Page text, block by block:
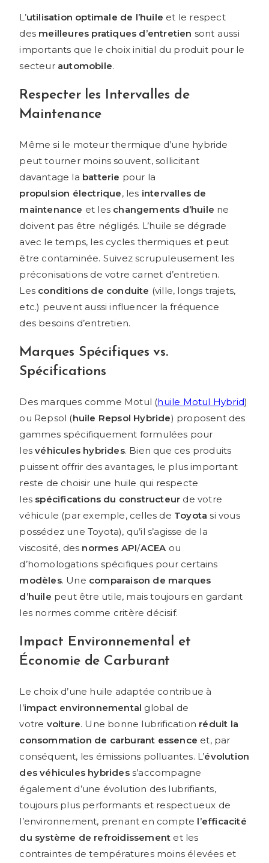
L’utilisation optimale de l’huile et le respect
des meilleures pratiques d’entretien sont aussi
importants que le choix initial du produit pour le
secteur automobile.
Respecter les Intervalles de
Maintenance
Même si le moteur thermique d’une hybride
peut tourner moins souvent, sollicitant
davantage la batterie pour la
propulsion électrique, les intervalles de
maintenance et les changements d’huile ne
doivent pas être négligés. L’huile se dégrade
avec le temps, les cycles thermiques et peut
être contaminée. Suivez scrupuleusement les
préconisations de votre carnet d’entretien.
Les conditions de conduite (ville, longs trajets,
etc.) peuvent aussi influencer la fréquence
des besoins d’entretien.
Marques Spécifiques vs.
Spécifications
Des marques comme Motul (huile Motul Hybrid)
ou Repsol (huile Repsol Hybride) proposent des
gammes spécifiquement formulées pour
lesvéhicules hybrides. Bien que ces produits
puissent offrir des avantages, le plus important
reste de choisir une huile qui respecte
les spécifications du constructeur de votre
véhicule (par exemple, celles de Toyota si vous
possédez une Toyota), qu’il s’agisse de la
viscosité, des normes API/ACEA ou
d’homologations spécifiques pour certains
modèles. Une comparaison de marques
d’huile peut être utile, mais toujours en gardant
les normes comme critère décisif.
Impact Environnemental et
Économie de Carburant
Le choix d’une huile adaptée contribue à
l’impact environnemental global de
votre voiture. Une bonne lubrification réduit la
consommation de carburant essence et, par
conséquent, les émissions polluantes. L’évolution
des véhicules hybridess’accompagne
également d’une évolution des lubrifiants,
toujours plus performants et respectueux de
l’environnement, prenant en compte l’efficacité
du système de refroidissement et les
contraintes de températures moins élevées et